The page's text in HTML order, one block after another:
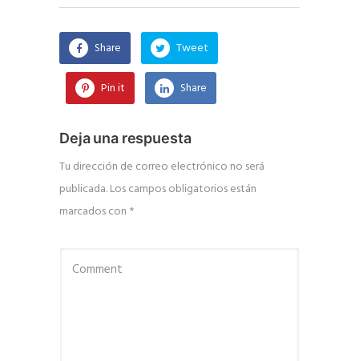
Share Tweet
Pin it Share
Deja una respuesta
Tu dirección de correo electrónico no será
publicada.Los campos obligatorios están
marcados con *